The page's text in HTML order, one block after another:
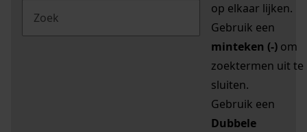
op elkaar lijken.
Gebruik een
minteken (-) om
zoektermen uit te
sluiten.
Gebruik een
Dubbele